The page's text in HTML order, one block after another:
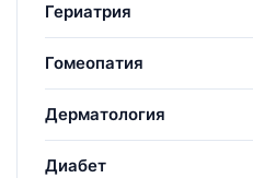
Гериатрия
Гомеопатия
Дерматология
Диабет